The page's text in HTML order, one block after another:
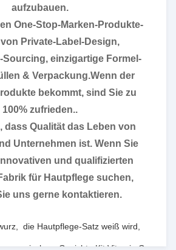
aufzubauen.
One-Stop-Marken-Produkte-
Private-Label-Design,
einzigartige Formel-
& Verpackung.Wenn der
bekommt, sind Sie zu
100% zufrieden..
dass Qualität das Leben von
Unternehmen ist. Wenn Sie
und qualifizierten
für Hautpflege suchen,
uns gerne kontaktieren.
die Hautpflege-Satz weiß wird